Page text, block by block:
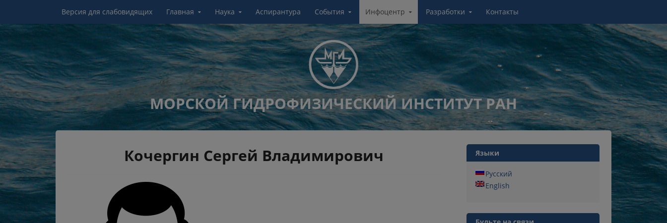
Версия для слабовидящих Главная Наука Аспирантура События Инфоцентр Разработки Контакты
МОРСКОЙ ГИДРОФИЗИЧЕСКИЙ ИНСТИТУТ РАН
Кочергин Сергей Владимирович Языки
Русский
English